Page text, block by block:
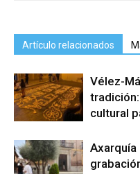
Artículo relacionados
Vélez-
cultural
Axarquía